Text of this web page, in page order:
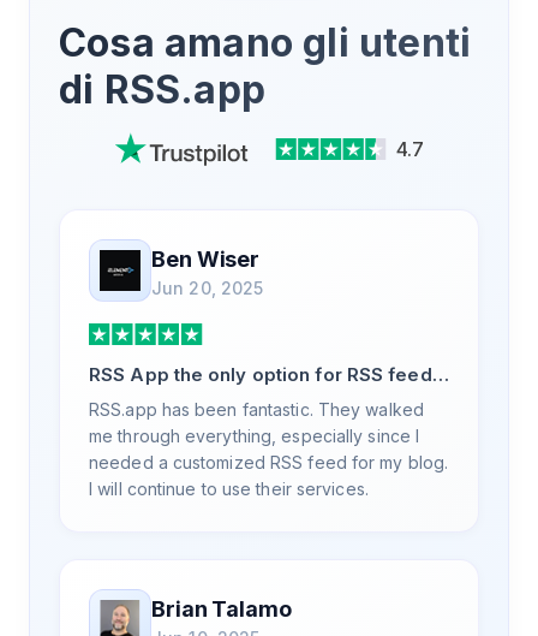
Cosa amano gli utenti
di RSS.app
4.7
Ben Wiser
Jun 20, 2025
RSS App the only option for RSS feed
generation
RSS.app has been fantastic. They walked
me through everything, especially since I
needed a customized RSS feed for my blog.
I will continue to use their services.
Brian Talamo